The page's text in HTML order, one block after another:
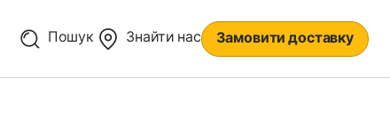
Пошук Знайти нас Замовити доставку